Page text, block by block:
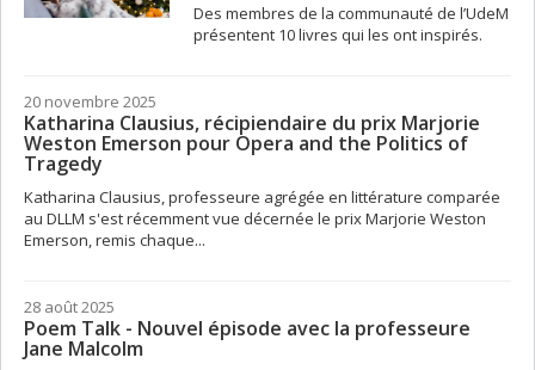
Des membres de la communauté de l’UdeM
présentent 10 livres qui les ont inspirés.
20 novembre 2025
Katharina Clausius, récipiendaire du prix Marjorie
Weston Emerson pour Opera and the Politics of
Tragedy
Katharina Clausius, professeure agrégée en littérature comparée
au DLLM s'est récemment vue décernée le prix Marjorie Weston
Emerson, remis chaque...
28 août 2025
Poem Talk - Nouvel épisode avec la professeure
Jane Malcolm